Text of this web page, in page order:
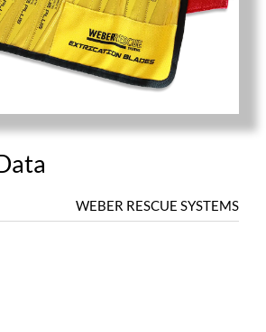
WEBER RESCUE SYSTEMS